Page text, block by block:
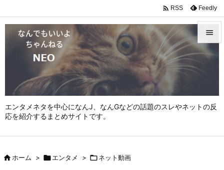
エンタメネタを中心になんJ、なんGなどの話題のスレやネットの反
応を紹介するまとめサイトです。



 RSS Feedly
ホーム > エンタメ > ネット動画